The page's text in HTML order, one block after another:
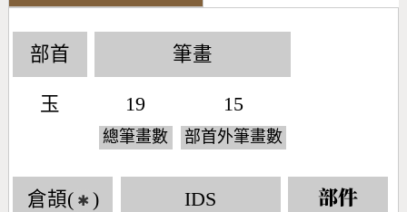
部首
玉
筆畫
19
總筆畫數
15
部首外筆畫數
倉頡( ✱ ) IDS 部件